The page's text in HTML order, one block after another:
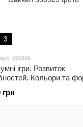
3
550925
ігри. Розвиток
Кольори та
сторінки для
грн